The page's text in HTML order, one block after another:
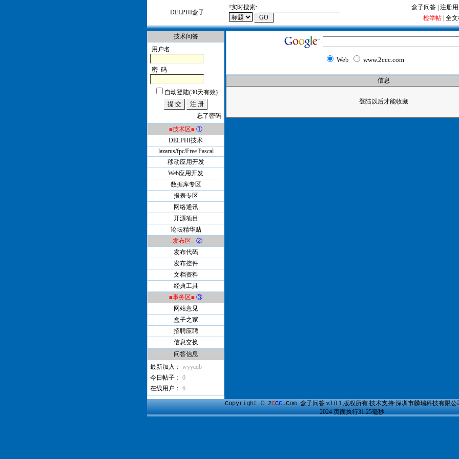
DELPHI盒子
!实时搜索: 盒子问答 注册
检举帖 全
技术问答
用户名
密 码
自动登陆(30天有效)
忘了密码
≡技术区≡ ①
DELPHI技术
lazarus/fpc/Free Pascal
移动应用开发
Web应用开发
数据库专区
报表专区
网络通讯
开源项目
论坛精华贴
≡发布区≡ ②
发布代码
发布控件
文档资料
经典工具
≡事务区≡ ③
网站意见
盒子之家
招聘应聘
信息交换
问答信息
最新加入： wyycqb
今日帖子： 0
在线用户： 6
Web www.2ccc.com
信息
登陆以后才能收藏
Copyright © 2CCC.Com盒子问答v3.0.1 版权所有 技术支持:深圳市麟瑞科技有限公
2024 页面执行31.25毫秒